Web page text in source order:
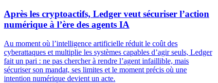
Après les cryptoactifs, Ledger veut sécuriser l’action
numérique à l’ère des agents IA
Au moment où l’intelligence artificielle réduit le coût des
cyberattaques et multiplie les systèmes capables d’agir seuls, Ledger
fait un pari : ne pas chercher à rendre l’agent infaillible, mais
sécuriser son mandat, ses limites et le moment précis où une
intention numérique devient un acte.